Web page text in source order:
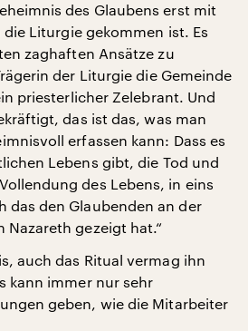
des Glaubens erst mit
Liturgie gekommen ist. Es
zaghaften Ansätze zu
der Liturgie die Gemeinde
priesterlicher Zelebrant. Und
das ist das, was man
erfassen kann: Dass es
Lebens gibt, die Tod und
des Lebens, in eins
das den Glaubenden an der
Nazareth gezeigt hat.“
auch das Ritual vermag ihn
kann immer nur sehr
geben, wie die Mitarbeiter